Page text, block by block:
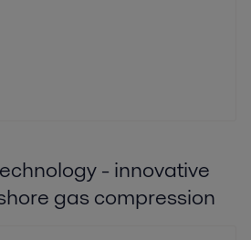
- innovative
gas compression